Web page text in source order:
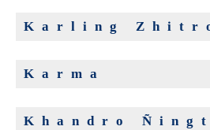
Karling
Karma
Khandro